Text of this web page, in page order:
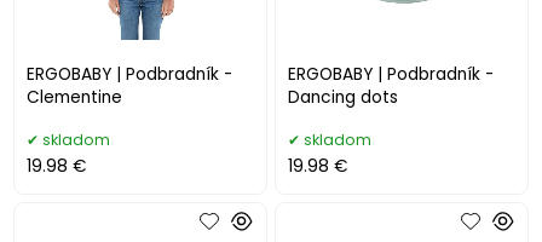
ERGOBABY | Podbradník -
Clementine
skladom
19.98 €
ERGOBABY | Podbradník -
Dancing dots
skladom
19.98 €